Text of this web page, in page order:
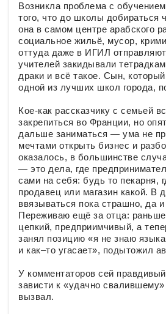
Возникла проблема с
того, что до школы добираться
она в самом центре арабского
социальное жильё, мусор,
оттуда даже в ИГИЛ
учителей закидывали
драки и всё такое. Сын,
одной из лучших школ города,
Кое-как рассказчику с семьей
закрепиться во Франции, но
дальше заниматься — ума не
мечтами открыть бизнес и
оказалось, в большинстве
— это дела, где
сами на себя: будь то пекарня,
продавец или магазин какой. В
ввязываться пока страшно, да
Переживаю ещё за отца:
цепкий, предприимчивый, а
занял позицию «я не знаю
и как–то угасает», подытожил
У комментаторов сей
зависти к «удачно
вызвал.